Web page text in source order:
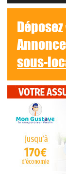
Déposez
Annonce
sous-